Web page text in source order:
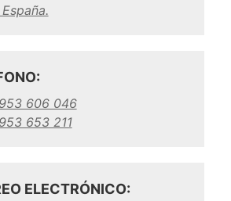
606 046
653 211
ELECTRÓNICO: